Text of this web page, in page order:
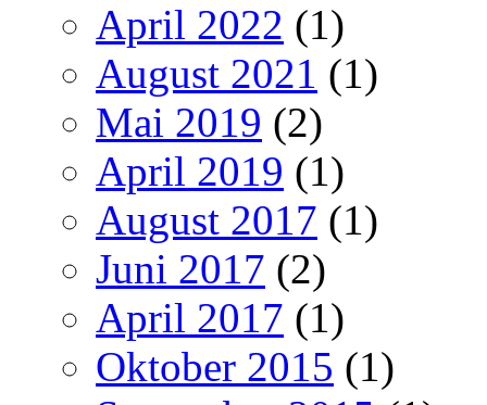
April 2022 (1)
August 2021 (1)
Mai 2019 (2)
April 2019 (1)
August 2017 (1)
Juni 2017 (2)
April 2017 (1)
Oktober 2015 (1)